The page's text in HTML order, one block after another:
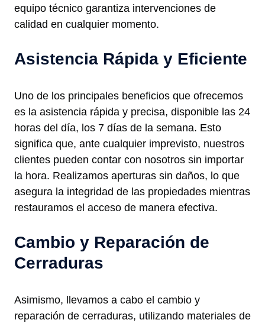
equipo técnico garantiza intervenciones de
calidad en cualquier momento.
Asistencia Rápida y Eficiente
Uno de los principales beneficios que ofrecemos
es la asistencia rápida y precisa, disponible las 24
horas del día, los 7 días de la semana. Esto
significa que, ante cualquier imprevisto, nuestros
clientes pueden contar con nosotros sin importar
la hora. Realizamos aperturas sin daños, lo que
asegura la integridad de las propiedades mientras
restauramos el acceso de manera efectiva.
Cambio y Reparación de
Cerraduras
Asimismo, llevamos a cabo el cambio y
reparación de cerraduras, utilizando materiales de